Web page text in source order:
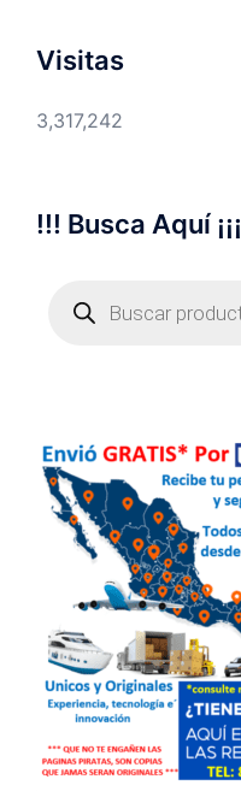
Visitas
3,317,242
!!! Busca Aquí ¡¡¡
productos